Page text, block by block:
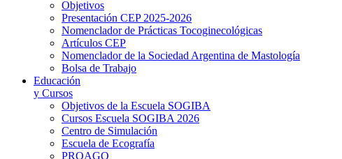
Objetivos
Presentación CEP 2025-2026
Nomenclador de Prácticas Tocoginecológicas
Artículos CEP
Nomenclador de la Sociedad Argentina de Mastología
Bolsa de Trabajo
Educación
y Cursos
Objetivos de la Escuela SOGIBA
Cursos Escuela SOGIBA 2026
Centro de Simulación
Escuela de Ecografía
PROAGO